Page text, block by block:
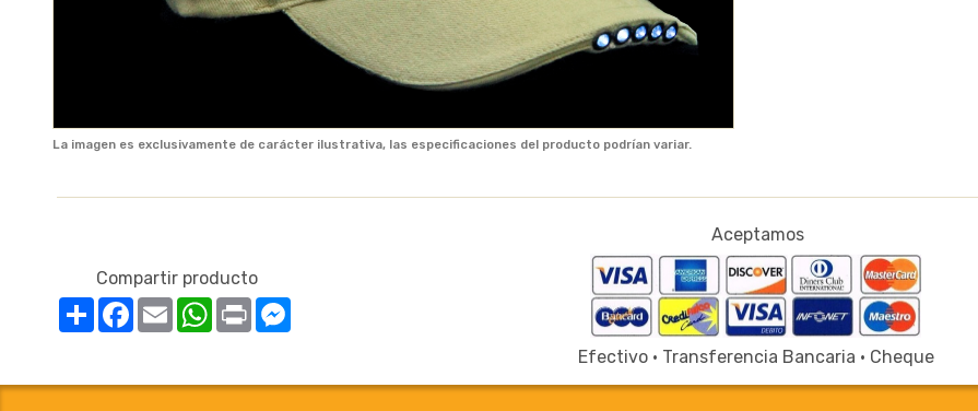
La imagen es exclusivamente de carácter ilustrativa, las especificaciones del producto podrían variar.
Compartir producto
CompartirFacebook
Email WhatsApp
Print
Aceptamos
Efectivo · Transferencia Bancaria · Cheque